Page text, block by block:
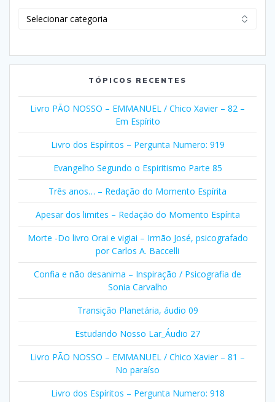
Categorias
TÓPICOS RECENTES
Livro PÃO NOSSO – EMMANUEL / Chico Xavier – 82 –
Em Espírito
Livro dos Espíritos – Pergunta Numero: 919
Evangelho Segundo o Espiritismo Parte 85
Três anos… – Redação do Momento Espírita
Apesar dos limites – Redação do Momento Espírita
Morte -Do livro Orai e vigiai – Irmão José, psicografado
por Carlos A. Baccelli
Confia e não desanima – Inspiração / Psicografia de
Sonia Carvalho
Transição Planetária, áudio 09
Estudando Nosso Lar_Áudio 27
Livro PÃO NOSSO – EMMANUEL / Chico Xavier – 81 –
No paraíso
Livro dos Espíritos – Pergunta Numero: 918